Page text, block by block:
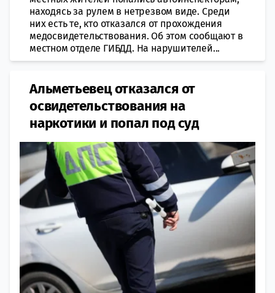
находясь за рулем в нетрезвом виде. Среди
них есть те, кто отказался от прохождения
медосвидетельствования. Об этом сообщают в
местном отделе ГИБДД. На нарушителей...
Альметьевец отказался от
освидетельствования на
наркотики и попал под суд